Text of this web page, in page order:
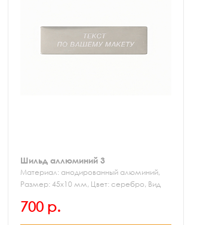
Шильд аллюминий 3
Материал: анодированный алюминий,
Размер: 45х10 мм, Цвет: серебро, Вид
700 р.